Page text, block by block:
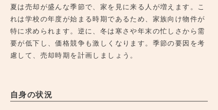
夏は売却が盛んな季節で、家を見に来る人が増えます。こ
れは学校の年度が始まる時期であるため、家族向け物件が
特に求められます。逆に、冬は寒さや年末の忙しさから需
要が低下し、価格競争も激しくなります。季節の要因を考
慮して、売却時期を計画しましょう。
自身の状況